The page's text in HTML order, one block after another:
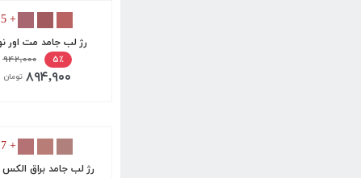
+ 5
رژ لب جامد مت اور
۵٪
۹۴۲,۰۰۰
۸۹۴,۹۰۰ تومان
+ 7
رژ لب جامد براق الکس